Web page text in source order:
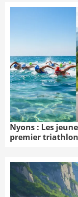
Nyons : Les
premier